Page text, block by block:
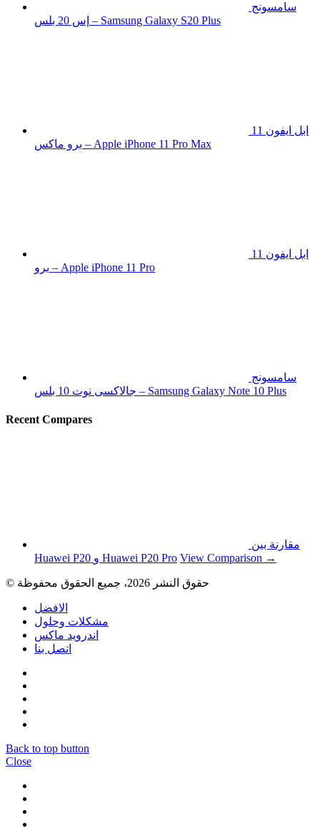
سامسونج
إس 20 بلس – Samsung Galaxy S20 Plus
ابل ايفون 11
برو ماكس – Apple iPhone 11 Pro Max
ابل ايفون 11
برو – Apple iPhone 11 Pro
سامسونج
جالاكسى نوت 10 بلس – Samsung Galaxy Note 10 Plus
Recent Compares
مقارنة بين
Huawei P20 و Huawei P20 Pro View Comparison →
الافضل
مشكلات وحلول
اندرويد ماكس
اتصل بنا
Back to top button
Close